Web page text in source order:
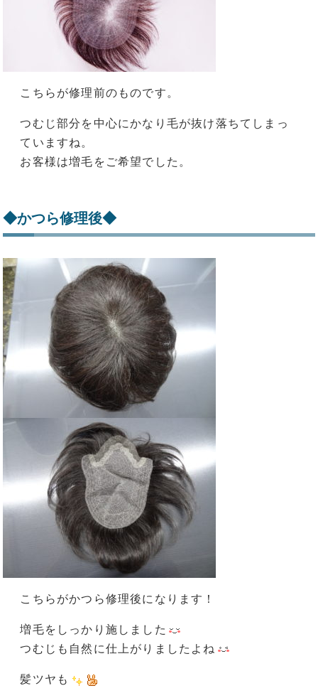
こちらが修理前のものです。
つむじ部分を中心にかなり毛が抜け落ちてしまっ
ていますね。
お客様は増毛をご希望でした。
◆かつら修理後◆
こちらがかつら修理後になります！
増毛をしっかり施しました
つむじも自然に仕上がりましたよね
髪ツヤも